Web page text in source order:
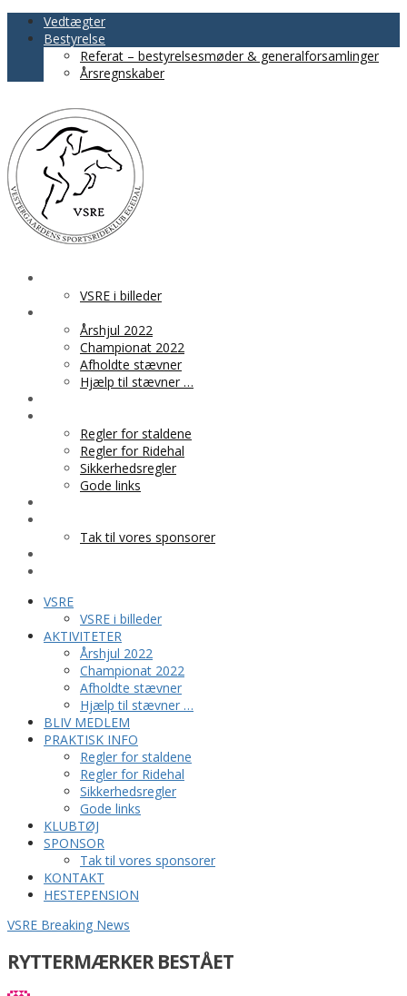
Vedtægter
Bestyrelse
Referat – bestyrelsesmøder & generalforsamlinger
Årsregnskaber
VSRE i billeder
Årshjul 2022
Championat 2022
Afholdte stævner
Hjælp til stævner …
Regler for staldene
Regler for Ridehal
Sikkerhedsregler
Gode links
Tak til vores sponsorer
VSRE
VSRE i billeder
AKTIVITETER
Årshjul 2022
Championat 2022
Afholdte stævner
Hjælp til stævner …
BLIV MEDLEM
PRAKTISK INFO
Regler for staldene
Regler for Ridehal
Sikkerhedsregler
Gode links
KLUBTØJ
SPONSOR
Tak til vores sponsorer
KONTAKT
HESTEPENSION
VSRE Breaking News
RYTTERMÆRKER BESTÅET